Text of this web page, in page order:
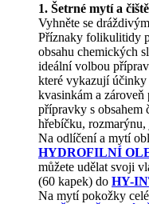
1. Šetrné mytí a
Vyhněte se
Příznaky folikulitidy
obsahu chemických
ideální volbou
které vykazují
kvasinkám a
přípravky s obsahem
hřebíčku,
Na odlíčení a mytí
HYDROFILNÍ
můžete udělat svoji
(60 kapek) do HY-
Na mytí pokožky